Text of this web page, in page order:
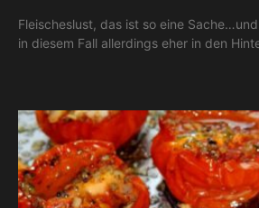
Fleischeslust, das ist so eine
in diesem Fall allerdings eher in den